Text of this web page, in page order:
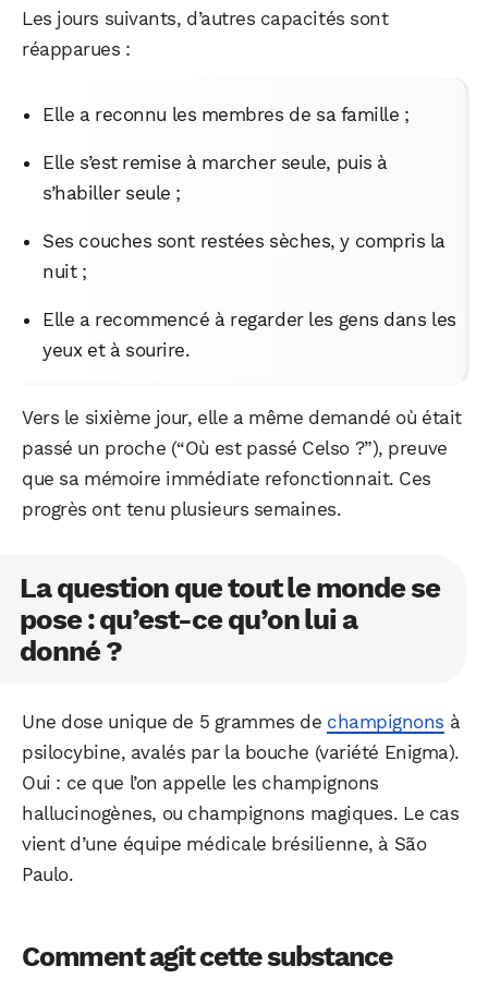
Les jours suivants, d’autres capacités sont
réapparues :
Elle a reconnu les membres de sa famille ;
Elle s’est remise à marcher seule, puis à
s’habiller seule ;
Ses couches sont restées sèches, y compris la
nuit ;
Elle a recommencé à regarder les gens dans les
yeux et à sourire.
Vers le sixième jour, elle a même demandé où était
passé un proche (“Où est passé Celso ?”), preuve
que sa mémoire immédiate refonctionnait. Ces
progrès ont tenu plusieurs semaines.
La question que tout le monde se
pose : qu’est-ce qu’on lui a
donné ?
Une dose unique de 5 grammes de champignons à
psilocybine, avalés par la bouche (variété Enigma).
Oui : ce que l’on appelle les champignons
hallucinogènes, ou champignons magiques. Le cas
vient d’une équipe médicale brésilienne, à São
Paulo.
Comment agit cette substance